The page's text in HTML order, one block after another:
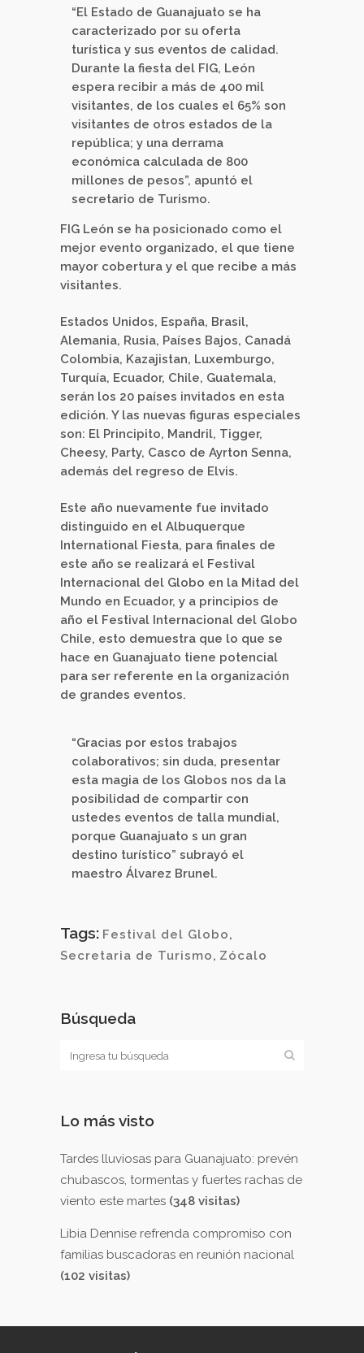
“El Estado de Guanajuato se ha
caracterizado por su oferta
turística y sus eventos de calidad.
Durante la fiesta del FIG, León
espera recibir a más de 400 mil
visitantes, de los cuales el 65% son
visitantes de otros estados de la
república; y una derrama
económica calculada de 800
millones de pesos”, apuntó el
secretario de Turismo.
FIG León se ha posicionado como el
mejor evento organizado, el que tiene
mayor cobertura y el que recibe a más
visitantes.
Estados Unidos, España, Brasil,
Alemania, Rusia, Países Bajos, Canadá
Colombia, Kazajistan, Luxemburgo,
Turquía, Ecuador, Chile, Guatemala,
serán los 20 países invitados en esta
edición. Y las nuevas figuras especiales
son: El Principito, Mandril, Tigger,
Cheesy, Party, Casco de Ayrton Senna,
además del regreso de Elvis.
Este año nuevamente fue invitado
distinguido en el Albuquerque
International Fiesta, para finales de
este año se realizará el Festival
Internacional del Globo en la Mitad del
Mundo en Ecuador, y a principios de
año el Festival Internacional del Globo
Chile, esto demuestra que lo que se
hace en Guanajuato tiene potencial
para ser referente en la organización
de grandes eventos.
“Gracias por estos trabajos
colaborativos; sin duda, presentar
esta magia de los Globos nos da la
posibilidad de compartir con
ustedes eventos de talla mundial,
porque Guanajuato s un gran
destino turístico” subrayó el
maestro Álvarez Brunel.
Tags: Festival del Globo,
Secretaria de Turismo, Zócalo
Búsqueda
Lo más visto
Tardes lluviosas para Guanajuato: prevén
chubascos, tormentas y fuertes rachas de
viento este martes (348 visitas)
Libia Dennise refrenda compromiso con
familias buscadoras en reunión nacional
(102 visitas)